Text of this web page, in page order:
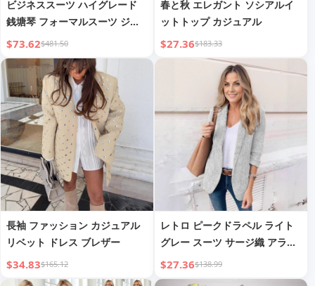
ビジネススーツ ハイグレード
銭塘琴 フォーマルスーツ ジャ
ケット
$73.62$481.50
春と秋 エレガント ソシアルイ
ットトップ カジュアル
$27.36$183.33
長袖 ファッション カジュアル
リベット ドレス ブレザー
$34.83$165.12
レトロ ピークドラペル ライト
グレー スーツ サージ織 アラベ
スク風 生地 テンパメント 通勤
スーツジャケット レディース
$27.36$138.99